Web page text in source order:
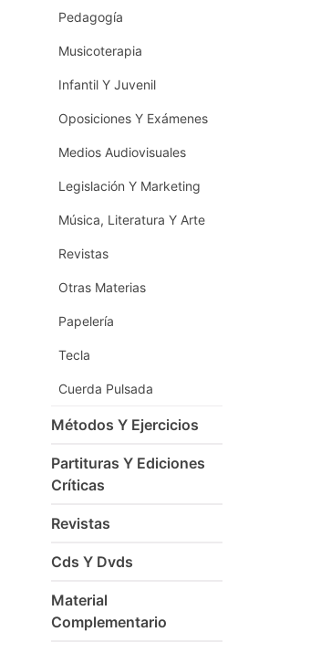
Pedagogía
Musicoterapia
Infantil Y Juvenil
Oposiciones Y Exámenes
Medios Audiovisuales
Legislación Y Marketing
Música, Literatura Y Arte
Revistas
Otras Materias
Papelería
Tecla
Cuerda Pulsada
Métodos Y Ejercicios
Partituras Y Ediciones
Críticas
Revistas
Cds Y Dvds
Material
Complementario